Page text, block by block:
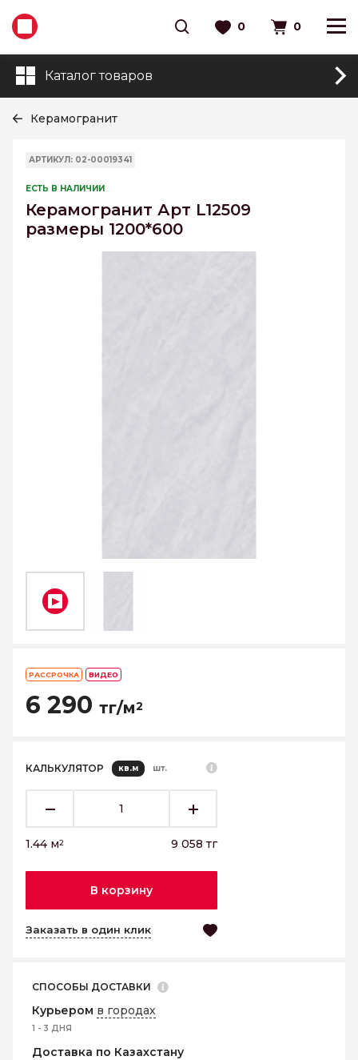
0 0
Каталог товаров
Керамогранит
АРТИКУЛ: 02-00019341
ЕСТЬ В НАЛИЧИИ
Керамогранит Арт L12509
размеры 1200*600
РАССРОЧКА ВИДЕО
6 290 тг/м2
КАЛЬКУЛЯТОР кв.м шт.
1.44 м2 9 058 тг
В корзину
Заказать в один клик
СПОСОБЫ ДОСТАВКИ
Курьером в городах
1 - 3 ДНЯ
Доставка по Казахстану